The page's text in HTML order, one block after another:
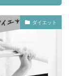
ダイエット